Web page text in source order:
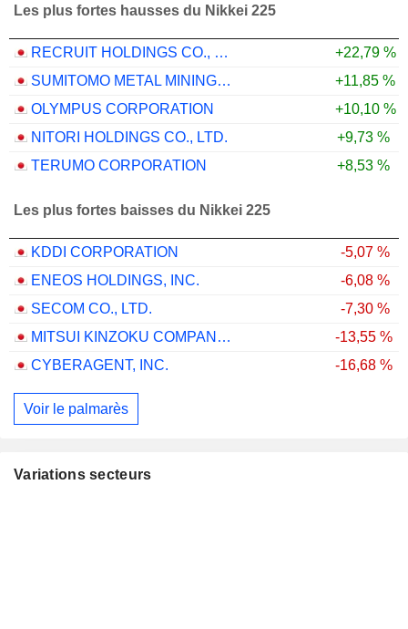
Les plus fortes hausses du Nikkei 225
RECRUIT HOLDINGS CO., LTD.
+22,79 %
SUMITOMO METAL MINING CO., LTD.
+11,85 %
OLYMPUS CORPORATION
+10,10 %
NITORI HOLDINGS CO., LTD.
+9,73 %
TERUMO CORPORATION
+8,53 %
Les plus fortes baisses du Nikkei 225
KDDI CORPORATION
-5,07 %
ENEOS HOLDINGS, INC.
-6,08 %
SECOM CO., LTD.
-7,30 %
MITSUI KINZOKU COMPANY, LIMITED
-13,55 %
CYBERAGENT, INC.
-16,68 %
Voir le palmarès
Variations secteurs